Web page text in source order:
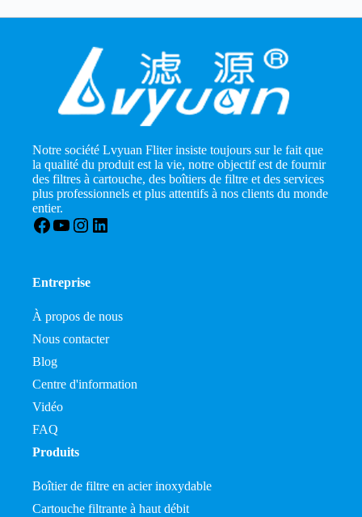
Notre société Lvyuan Fliter insiste toujours sur le fait que
la qualité du produit est la vie, notre objectif est de fournir
des filtres à cartouche, des boîtiers de filtre et des services
plus professionnels et plus attentifs à nos clients du monde
entier.
Facebook
YouTube
Instagram
LinkedIn
Entreprise
À propos de nous
Nous contacter
Blog
Centre d'information
Vidéo
FAQ
Produits
Boîtier de filtre en acier inoxydable
Cartouche filtrante à haut débit